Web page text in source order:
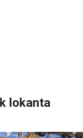
lokanta